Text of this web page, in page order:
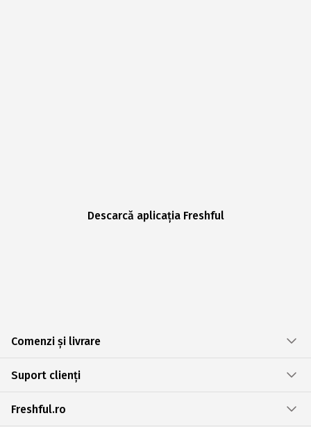
Descarcă aplicația Freshful
Comenzi și livrare
Suport clienți
Freshful.ro